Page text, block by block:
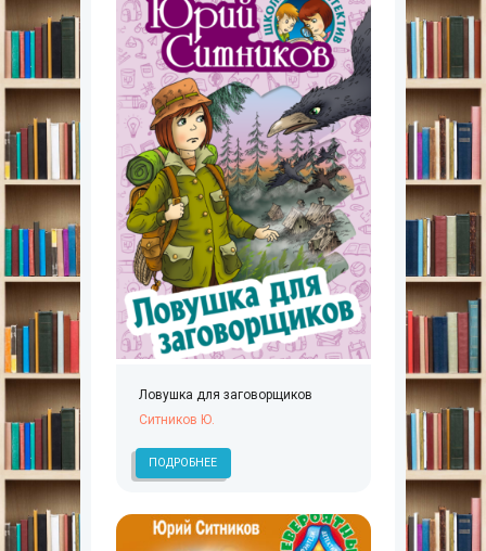
Ловушка для заговорщиков
Ситников Ю.
ПОДРОБНЕЕ